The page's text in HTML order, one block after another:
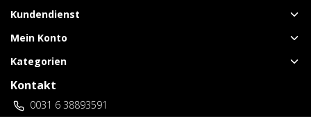
Kundendienst
Mein Konto
Kategorien
Kontakt
0031 6 38893591
vuurwerklangenberg@gmail.com